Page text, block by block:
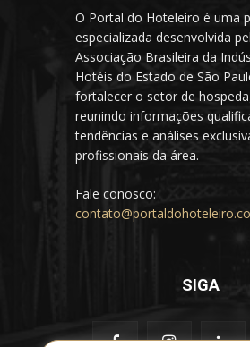
O Portal do Hoteleiro é uma
especializada desenvolvida
Associação Brasileira da
Hotéis do Estado de São
fortalecer o setor de
reunindo informações
tendências e análises
profissionais da área.
Fale conosco:
SIGA